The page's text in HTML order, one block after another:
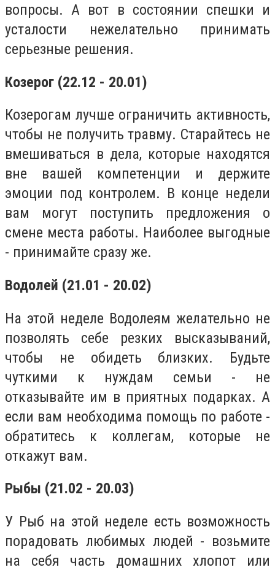
вопросы. А вот в состоянии спешки и
усталости нежелательно принимать
серьезные решения.
Козерог (22.12 - 20.01)
Козерогам лучше ограничить активность,
чтобы не получить травму. Старайтесь не
вмешиваться в дела, которые находятся
вне вашей компетенции и держите
эмоции под контролем. В конце недели
вам могут поступить предложения о
смене места работы. Наиболее выгодные
- принимайте сразу же.
Водолей (21.01 - 20.02)
На этой неделе Водолеям желательно не
позволять себе резких высказываний,
чтобы не обидеть близких. Будьте
чуткими к нуждам семьи - не
отказывайте им в приятных подарках. А
если вам необходима помощь по работе -
обратитесь к коллегам, которые не
откажут вам.
Рыбы (21.02 - 20.03)
У Рыб на этой неделе есть возможность
порадовать любимых людей - возьмите
на себя часть домашних хлопот или